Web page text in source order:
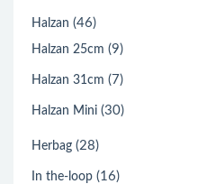
Halzan (46)
Halzan 25cm (9)
Halzan 31cm (7)
Halzan Mini (30)
Herbag (28)
In the-loop (16)